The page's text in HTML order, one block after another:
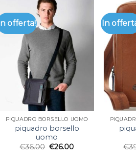
In offerta!
PIQUADRO BORSELLO UOMO
piquadro borsello
uomo
€36.00 €26.00
In
€